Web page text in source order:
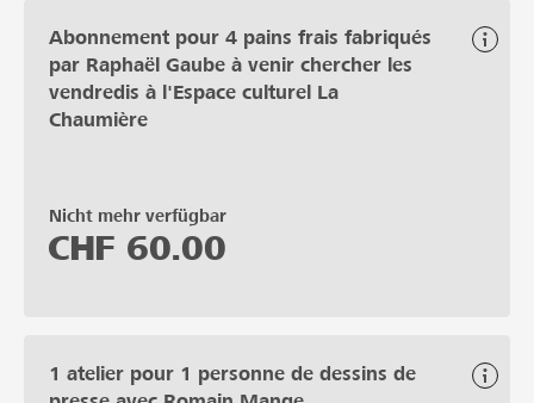
Abonnement pour 4 pains frais fabriqués
par Raphaël Gaube à venir chercher les
vendredis à l'Espace culturel La
Chaumière
Nicht mehr verfügbar
CHF 60.00
1 atelier pour 1 personne de dessins de